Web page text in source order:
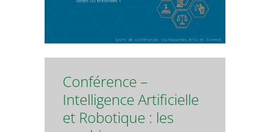
Conférence –
Intelligence Artificielle
et Robotique : les